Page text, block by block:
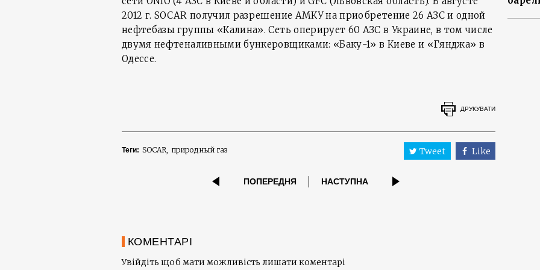
2012 г. SOCAR получил разрешение АМКУ на приобретение 26 АЗС и одной
нефтебазы группы «Калина». Сеть оперирует 60 АЗС в Украине, в том числе
двумя нефтеналивными бункеровщиками: «Баку-1» в Киеве и «Гянджа» в
Одессе.
ДРУКУВАТИ
Теги: SOCAR природный газ Tweet Like
ПОПЕРЕДНЯ НАСТУПНА
КОМЕНТАРІ
Увійдіть щоб мати можливість лишати коментарі